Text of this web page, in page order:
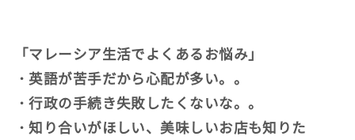
「マレーシア生活でよくあるお悩み」
・英語が苦手だから心配が多い。。
・行政の手続き失敗したくないな。。
・知り合いがほしい、美味しいお店も知りた